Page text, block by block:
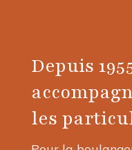
Depuis
les